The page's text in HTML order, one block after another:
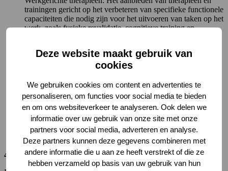
Deze website maakt gebruik van
cookies
We gebruiken cookies om content en advertenties te
personaliseren, om functies voor social media te bieden
en om ons websiteverkeer te analyseren. Ook delen we
informatie over uw gebruik van onze site met onze
partners voor social media, adverteren en analyse.
Deze partners kunnen deze gegevens combineren met
andere informatie die u aan ze heeft verstrekt of die ze
hebben verzameld op basis van uw gebruik van hun
trainingen gericht op het verbeteren van specifieke functionele
capaciteiten die nodig zijn voor het uitvoeren van taken op het
werk, zoals fysieke revalidatie, cognitieve training en
implementeren van aanpassingen op de werkplek om
tegemoet te komen aan iemands functionele beperkingen,
takenaanpassingen.
Werkherintegratieprogramma’s: Het aanbieden van
programma’s die zich richten op het begeleiden van
individuen bij de terugkeer naar werk na een periode van
ziekteverzuim, inclusief ondersteuning bij het opbouwen van
werkuren, aanpassen van werkbelasting en het omgaan met
psychosociale uitdagingen.
4. Follow-up en evaluatie